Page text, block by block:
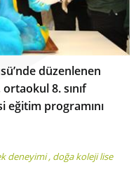
düzenlenen
8. sınıf
eğitim programını
deneyimi, doğa koleji lise